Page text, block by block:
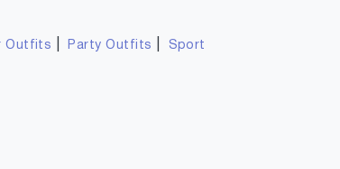
Outfits Party Outfits
Sport